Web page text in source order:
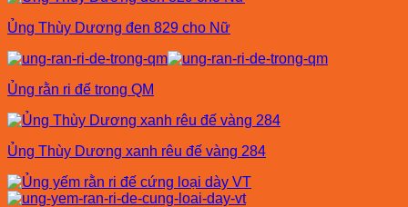
Ủng Thùy Dương đen 829 cho Nữ
Ủng rằn ri đế trong QM
Ủng Thùy Dương xanh rêu đế vàng 284